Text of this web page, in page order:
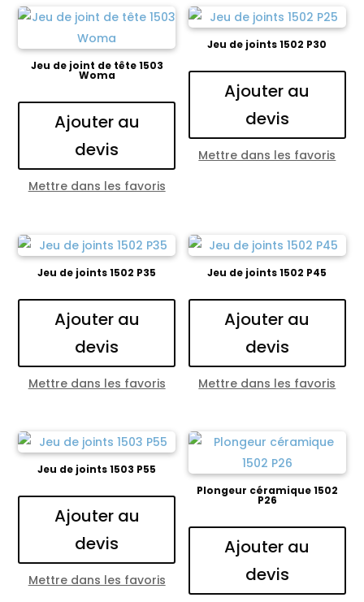
Jeu de joint de tête 1503
Woma
Ajouter au
devis
Mettre dans les favoris
Jeu de joints 1502 P30
Ajouter au
devis
Mettre dans les favoris
Jeu de joints 1502 P35
Ajouter au
devis
Mettre dans les favoris
Jeu de joints 1502 P45
Ajouter au
devis
Mettre dans les favoris
Jeu de joints 1503 P55
Ajouter au
devis
Mettre dans les favoris
Plongeur céramique 1502
P26
Ajouter au
devis